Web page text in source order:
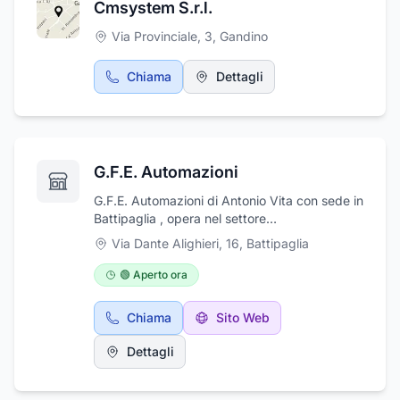
Cmsystem S.r.l.
Via Provinciale, 3, Gandino
Chiama Dettagli
G.F.E. Automazioni
G.F.E. Automazioni di Antonio Vita con sede in
Battipaglia , opera nel settore
dell'impiantistica civile ed industriale da oltre
un decennio. Si fonda essenzialmente sulla
pluriennale esperienza e sul costante
aggiornamento del suo titolare nel settore
dell'impiantistica. G.F.E. Automazioni è
principalmente specializzata nella
realizzazione di impianti elettrici civili ed
industriali in genere, impianti di sicurezza
rilevazione gas tossici ed infiammabili,
Via Dante Alighieri, 16, Battipaglia
🟢 Aperto ora
Chiama Sito Web
Dettagli